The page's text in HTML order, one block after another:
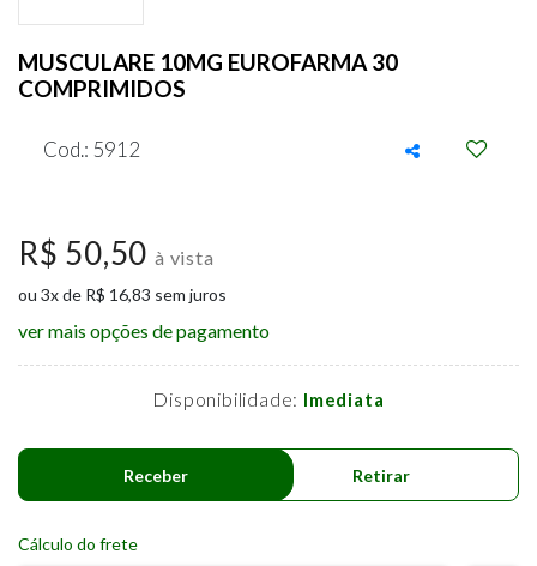
MUSCULARE 10MG EUROFARMA 30
COMPRIMIDOS
Cod.: 5912
R$ 50,50à vista
ou 3x de R$ 16,83 sem juros
ver mais opções de pagamento
Disponibilidade: Imediata
Receber Retirar
Cálculo do frete